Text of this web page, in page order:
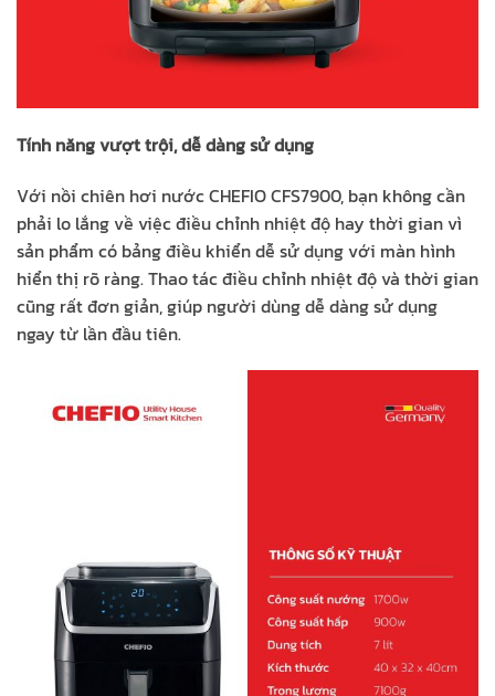
Tính năng vượt trội, dễ dàng sử dụng
Với nồi chiên hơi nước CHEFIO CFS7900, bạn không cần
phải lo lắng về việc điều chỉnh nhiệt độ hay thời gian vì
sản phẩm có bảng điều khiển dễ sử dụng với màn hình
hiển thị rõ ràng. Thao tác điều chỉnh nhiệt độ và thời gian
cũng rất đơn giản, giúp người dùng dễ dàng sử dụng
ngay từ lần đầu tiên.